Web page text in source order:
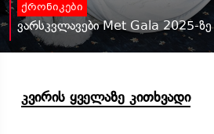
ქრონიკები
ვარსკვლავები Met Gala 2025-
კვირის ყველაზე კითხვადი